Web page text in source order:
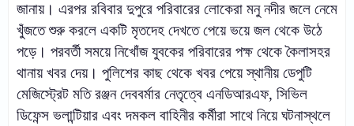
জানায়। এরপর রবিবার দুপুরে পরিবারের লোকেরা মনু নদীর জলে নেমে
খুঁজতে শুরু করলে একটি মৃতদেহ দেখতে পেয়ে ভয়ে জল থেকে উঠে
পড়ে। পরবর্তী সময়ে নিখোঁজ যুবকের পরিবারের পক্ষ থেকে কৈলাসহর
থানায় খবর দেয়। পুলিশের কাছ থেকে খবর পেয়ে স্থানীয় ডেপুটি
মেজিস্ট্রেট মতি রঞ্জন দেববর্মার নেতৃত্বে এনডিআরএফ, সিভিল
ডিফেন্স ভলান্টিয়ার এবং দমকল বাহিনীর কর্মীরা সাথে নিয়ে ঘটনাস্থলে